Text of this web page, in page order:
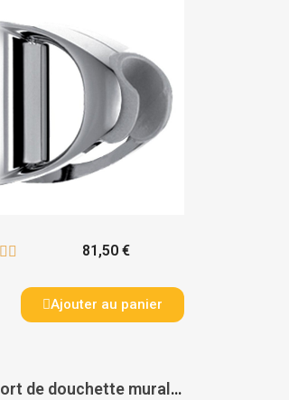
  81,50 €
Ajouter au panier
Support de douchette mural - PAS DE MARQUE